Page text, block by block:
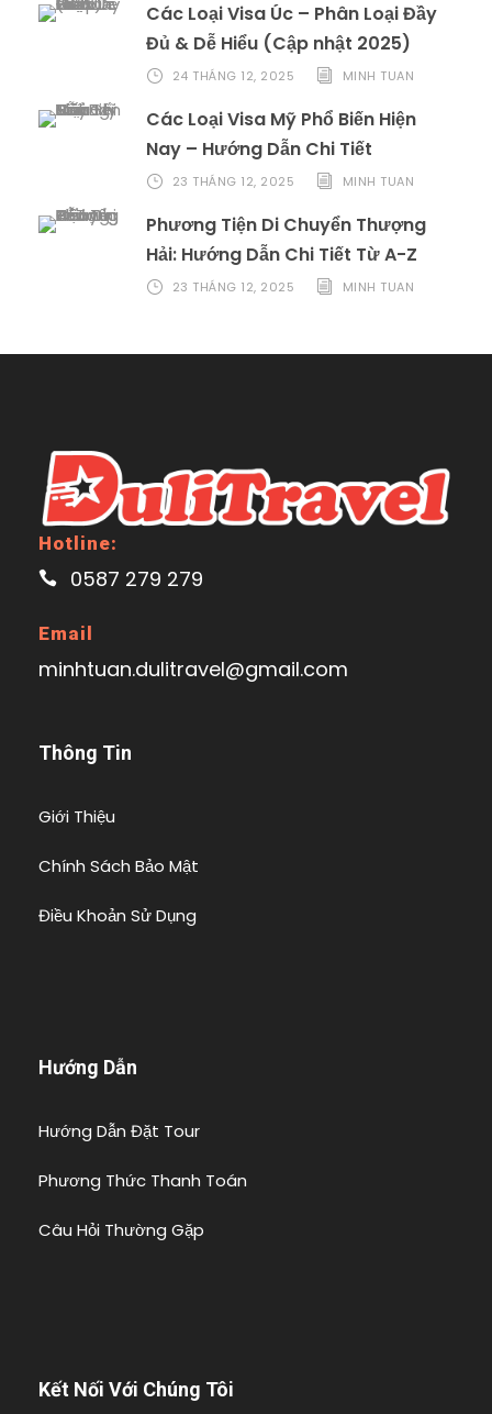
Các Loại Visa Úc – Phân Loại Đầy
Đủ & Dễ Hiểu (Cập nhật 2025)
24 THÁNG 12, 2025 MINH TUAN
Các Loại Visa Mỹ Phổ Biến Hiện
Nay – Hướng Dẫn Chi Tiết
23 THÁNG 12, 2025 MINH TUAN
Phương Tiện Di Chuyển Thượng
Hải: Hướng Dẫn Chi Tiết Từ A-Z
23 THÁNG 12, 2025 MINH TUAN
Hotline:
0587 279 279
Email
minhtuan.dulitravel@gmail.com
Thông Tin
Giới Thiệu
Chính Sách Bảo Mật
Điều Khoản Sử Dụng
Hướng Dẫn
Hướng Dẫn Đặt Tour
Phương Thức Thanh Toán
Câu Hỏi Thường Gặp
Kết Nối Với Chúng Tôi